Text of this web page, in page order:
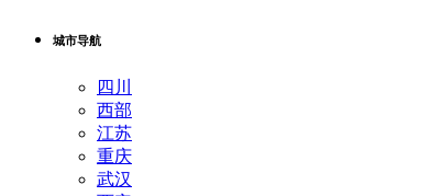
城市导航
四川
西部
江苏
重庆
武汉